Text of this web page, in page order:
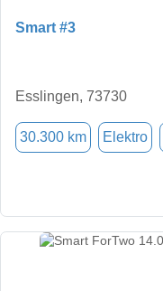
Smart #3
Esslingen, 73730
30.300 km Elektro